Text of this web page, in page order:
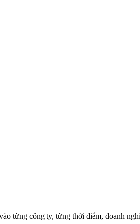
từng công ty, từng thời điểm, doanh